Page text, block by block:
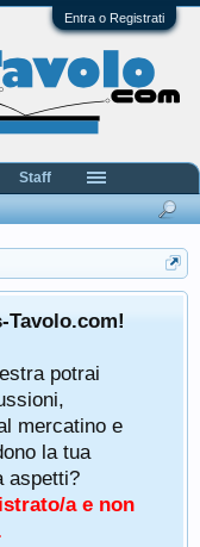
Entra o Registrati
Tavolo.com!
potrai
mercatino e
la tua
aspetti?
a e non
Staff